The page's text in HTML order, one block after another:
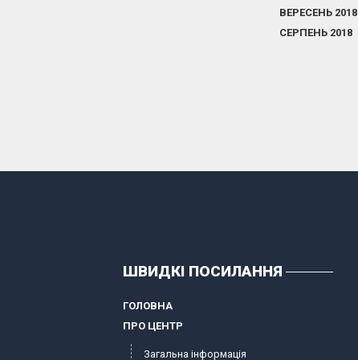
ВЕРЕСЕНЬ 2018
СЕРПЕНЬ 2018
ШВИДКІ ПОСИЛАННЯ
ГОЛОВНА
ПРО ЦЕНТР
Загальна інформація